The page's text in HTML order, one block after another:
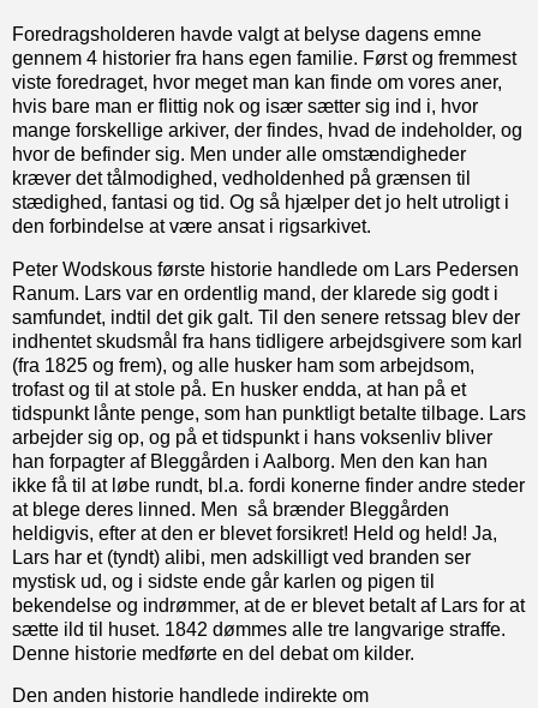
Foredragsholderen havde valgt at belyse dagens emne
gennem 4 historier fra hans egen familie. Først og fremmest
viste foredraget, hvor meget man kan finde om vores aner,
hvis bare man er flittig nok og især sætter sig ind i, hvor
mange forskellige arkiver, der findes, hvad de indeholder, og
hvor de befinder sig. Men under alle omstændigheder
kræver det tålmodighed, vedholdenhed på grænsen til
stædighed, fantasi og tid. Og så hjælper det jo helt utroligt i
den forbindelse at være ansat i rigsarkivet.
Peter Wodskous første historie handlede om Lars Pedersen
Ranum. Lars var en ordentlig mand, der klarede sig godt i
samfundet, indtil det gik galt. Til den senere retssag blev der
indhentet skudsmål fra hans tidligere arbejdsgivere som karl
(fra 1825 og frem), og alle husker ham som arbejdsom,
trofast og til at stole på. En husker endda, at han på et
tidspunkt lånte penge, som han punktligt betalte tilbage. Lars
arbejder sig op, og på et tidspunkt i hans voksenliv bliver
han forpagter af Bleggården i Aalborg. Men den kan han
ikke få til at løbe rundt, bl.a. fordi konerne finder andre steder
at blege deres linned. Men så brænder Bleggården
heldigvis, efter at den er blevet forsikret! Held og held! Ja,
Lars har et (tyndt) alibi, men adskilligt ved branden ser
mystisk ud, og i sidste ende går karlen og pigen til
bekendelse og indrømmer, at de er blevet betalt af Lars for at
sætte ild til huset. 1842 dømmes alle tre langvarige straffe.
Denne historie medførte en del debat om kilder.
Den anden historie handlede indirekte om